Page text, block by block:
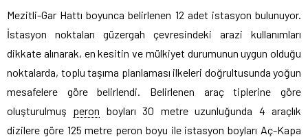
Mezitli-Gar Hattı boyunca belirlenen 12 adet istasyon bulunuyor.
İstasyon noktaları güzergah çevresindeki arazi kullanımları
dikkate alınarak, en kesitin ve mülkiyet durumunun uygun olduğu
noktalarda, toplu taşıma planlaması ilkeleri doğrultusunda yoğun
mesafelere göre belirlendi. Belirlenen araç tiplerine göre
oluşturulmuş peron boyları 30 metre uzunluğunda 4 araçlık
dizilere göre 125 metre peron boyu ile istasyon boyları Aç-Kapa